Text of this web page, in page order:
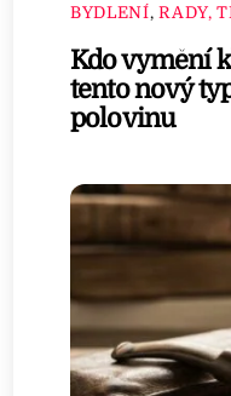
BYDLENÍ,RADY,
Kdo vymění
tento nový
polovinu